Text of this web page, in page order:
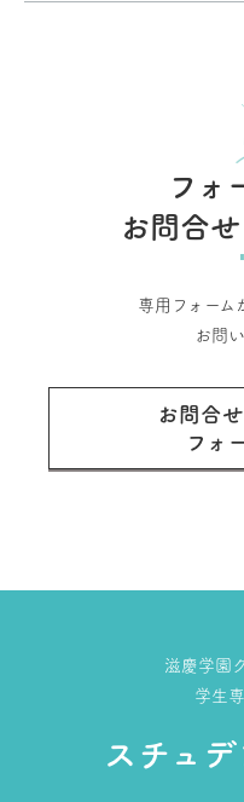
フォ
お問合
専用フォーム
お問
お問合
フォ
滋慶学園
学生
スチュ